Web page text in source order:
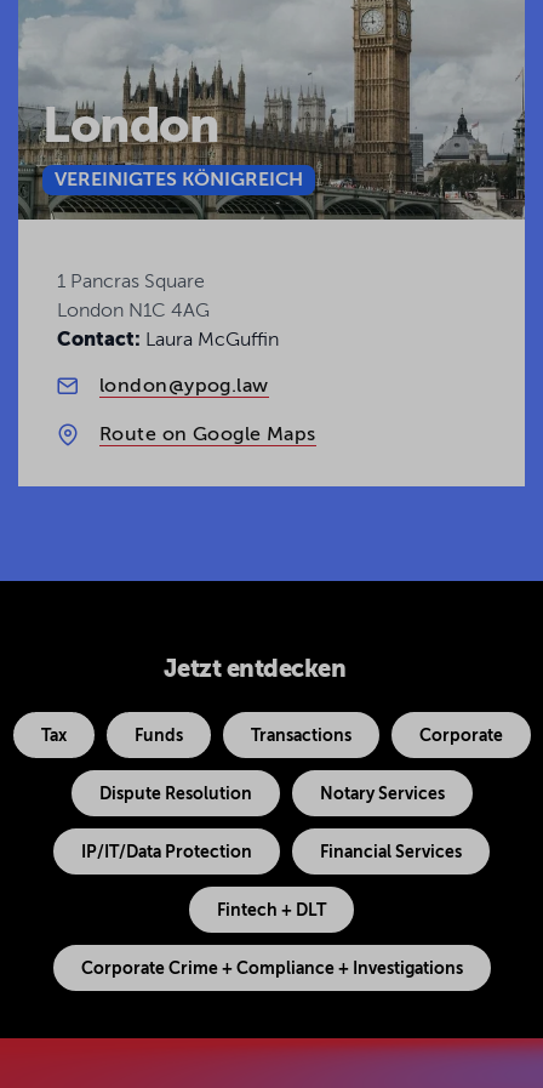
London
VEREINIGTES KÖNIGREICH
1 Pancras Square
London N1C 4AG
Contact: Laura McGuffin
london@ypog.law
Route on Google Maps
Jetzt entdecken
Tax Funds Transactions Corporate
Dispute Resolution Notary Services
IP/IT/Data Protection Financial Services
Fintech + DLT
Corporate Crime + Compliance + Investigations